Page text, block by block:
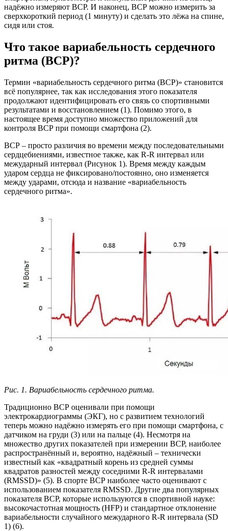
надёжно измеряют ВСР. И наконец, ВСР можно измерить за
сверхкороткий период (1 минуту) и сделать это лёжа на спине,
сидя или стоя.
Что такое вариабельность сердечного
ритма (ВСР)?
Термин «вариабельность сердечного ритма (ВСР)» становится
всё популярнее, так как исследования этого показателя
продолжают идентифицировать его связь со спортивными
результатами и восстановлением (1). Помимо этого, в
настоящее время доступно множество приложений для
контроля ВСР при помощи смартфона (2).
ВСР – просто различия во времени между последовательными
сердцебиениями, известное также, как R-R интервал или
межударный интервал (Рисунок 1). Время между каждым
ударом сердца не фиксировано/постоянно, оно изменяется
между ударами, отсюда и название «вариабельность
сердечного ритма».
Рис. 1. Вариабельность сердечного ритма.
Традиционно ВСР оценивали при помощи
электрокардиограммы (ЭКГ), но с развитием технологий
теперь можно надёжно измерять его при помощи смартфона, с
датчиком на груди (3) или на пальце (4). Несмотря на
множество других показателей при измерении ВСР, наиболее
распространённый и, вероятно, надёжный – технически
известный как «квадратный корень из средней суммы
квадратов разностей между соседними R-R интервалами
(RMSSD)» (5). В спорте ВСР наиболее часто оценивают с
использованием показателя RMSSD. Другие два популярных
показателя ВСР, которые используются в спортивной науке:
высокочастотная мощность (HFP) и стандартное отклонение
вариабельности случайного межударного R-R интервала (SD
1) (6).